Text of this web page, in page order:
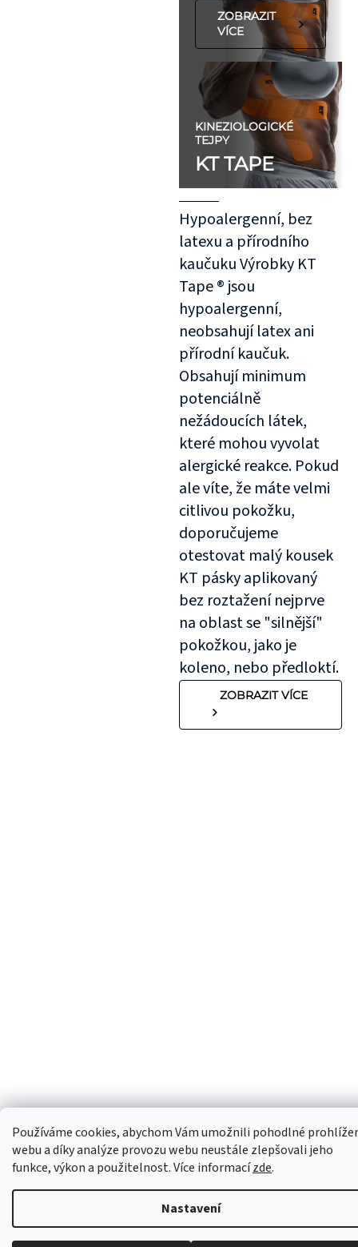
Používáme cookies, abychom Vám umožnili pohodlné
webu a díky analýze provozu webu neustále zlepšovali jeho
funkce, výkon a použitelnost. Více informacízde.
Nastavení
ZOBRAZIT
VÍCE
KINEZIOLOGICKÉ
TEJPY
KT TAPE
Hypoalergenní, bez
latexu a přírodního
kaučuku Výrobky KT
Tape ® jsou
hypoalergenní,
neobsahují latex ani
přírodní kaučuk.
Obsahují minimum
potenciálně
nežádoucích látek,
které mohou vyvolat
alergické reakce. Pokud
ale víte, že máte velmi
citlivou pokožku,
doporučujeme
otestovat malý kousek
KT pásky aplikovaný
bez roztažení nejprve
na oblast se "silnější"
pokožkou, jako je
koleno, nebo předloktí.
ZOBRAZIT VÍCE